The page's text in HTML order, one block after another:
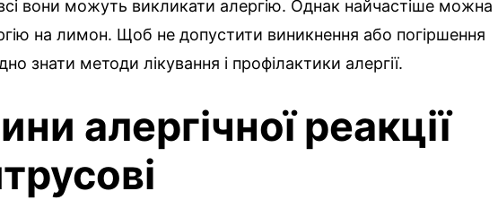
вони можуть викликати алергію. Однак найчастіше можна
на лимон. Щоб не допустити виникнення або погіршення
знати методи лікування і профілактики алергії.
алергічної реакції